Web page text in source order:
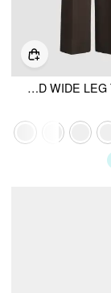
MID RISE PLEATED WIDE LEG TROUSERS